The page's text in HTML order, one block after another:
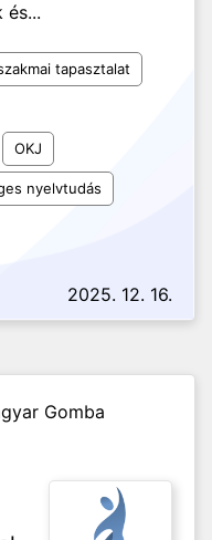
és...
tapasztalat
OKJ
nyelvtudás
2025. 12. 16.
Gomba